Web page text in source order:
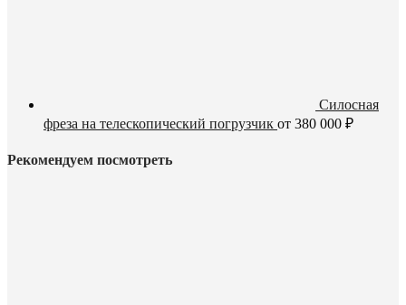
Силосная
фреза на телескопический погрузчик от 380 000 ₽
Рекомендуем посмотреть